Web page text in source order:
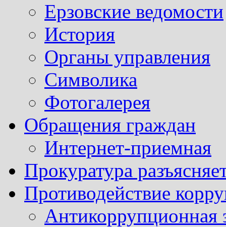
Ерзовские ведомости
История
Органы управления
Символика
Фотогалерея
Обращения граждан
Интернет-приемная
Прокуратура
Противодействие
Антикоррупционная